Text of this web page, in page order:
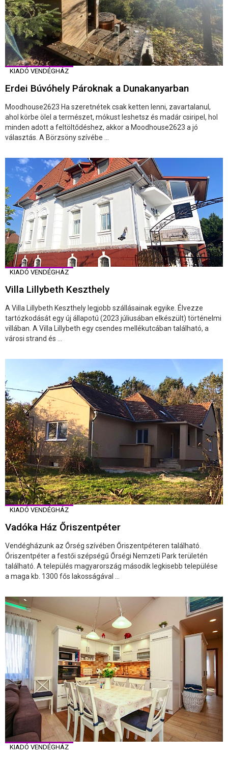
KIADÓ VENDÉGHÁZ
Erdei Búvóhely Pároknak a Dunakanyarban
Moodhouse2623 Ha szeretnétek csak ketten lenni, zavartalanul,
ahol körbe ölel a természet, mókust leshetsz és madár csiripel, hol
minden adott a feltöltődéshez, akkor a Moodhouse2623 a jó
választás. A Börzsöny szívébe ...
KIADÓ VENDÉGHÁZ
Villa Lillybeth Keszthely
A Villa Lillybeth Keszthely legjobb szállásainak egyike. Élvezze
tartózkodását egy új állapotú (2023 júliusában elkészült) történelmi
villában. A Villa Lillybeth egy csendes mellékutcában található, a
városi strand és ...
KIADÓ VENDÉGHÁZ
Vadóka Ház Őriszentpéter
Vendégházunk az Őrség szívében Őriszentpéteren található.
Őriszentpéter a festői szépségű Őrségi Nemzeti Park területén
található. A település magyarország második legkisebb települése
a maga kb. 1300 fős lakosságával ...
KIADÓ VENDÉGHÁZ